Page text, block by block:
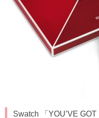
Swatch 「YOU’VE